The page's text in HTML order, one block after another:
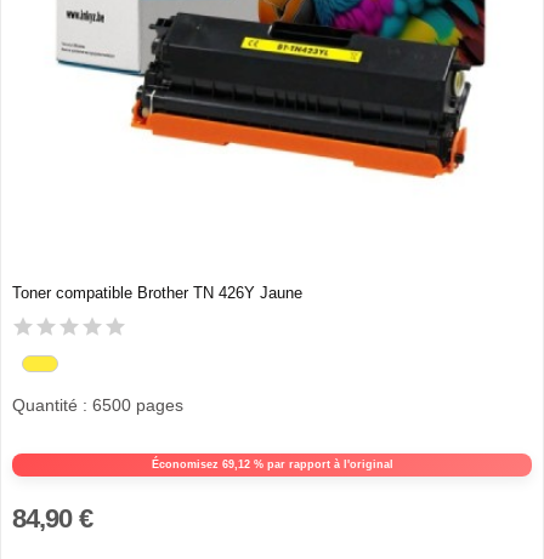
Toner compatible Brother TN 426Y Jaune
Économisez 69,12 % par rapport à l'original
Quantité : 6500 pages
84,90 €